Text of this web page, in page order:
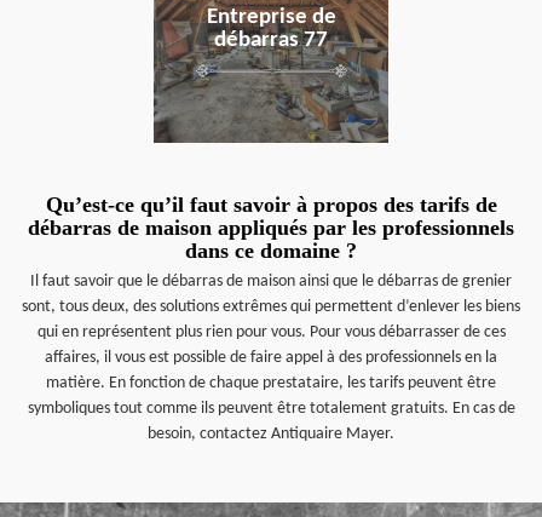
Entreprise de
débarras 77
Qu’est-ce qu’il faut savoir à propos des tarifs de
débarras de maison appliqués par les professionnels
dans ce domaine ?
Il faut savoir que le débarras de maison ainsi que le débarras de grenier
sont, tous deux, des solutions extrêmes qui permettent d’enlever les biens
qui en représentent plus rien pour vous. Pour vous débarrasser de ces
affaires, il vous est possible de faire appel à des professionnels en la
matière. En fonction de chaque prestataire, les tarifs peuvent être
symboliques tout comme ils peuvent être totalement gratuits. En cas de
besoin, contactez Antiquaire Mayer.